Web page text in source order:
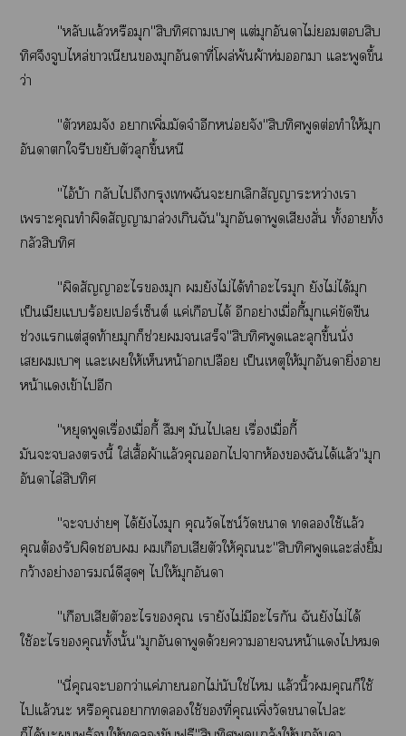
"หลับแล้วหรือมุก"สิบทิศาเาๆ แต่มุกอันาไม่สิบ
ทิศจึงจูบไหล่าเนียนมุกอันาที่โผล่พ้นผ้าห่มา แะพูดขึ้น
ว่า
"ตัวจัง าเพิ่มมัดจำอีกหน่อยจัง"สิบทิศพูดต่อทำให้มุก
อันาใรีบขยับตัวลุกขึ้นหนี
"ไอ้บ้า กลับไถึงกรุงเฉันะเลิกสัญญาระหว่างเา
เาะคุณทำผิดสัญญาาล่วงเกินฉัน"มุกอันาพูดเสียงสั่น ทั้งาทั้ง
กลัวสิบทิศ
"ผิดสัญญาะไมุก ยังไม่ได้ทำะไมุก ยังไม่ได้มุก
เป็นเมียแร้อยเปอร์เซ็นต์ แค่เกือบได้ อีกอย่างเมื่อกี้มุกแค่ขัดขืน
ช่วงแแต่สุดท้ายมุกก็ช่วยเสร็จ"สิบทิศพูดแะลุกขึ้นนั่ง
เเาๆ แะเให้เห็นหน้าอกเปลือย เป็นเหตุให้มุกอันดายิ่าย
หน้าแเข้าไอีก
"หยุดพูดเรื่องเมื่อกี้ ลืมๆ มันไเ เรื่องเมื่อกี้
มันะนี้ ใส่เสื้อผ้าแล้วคุณไาห้องฉันได้แล้ว"มุก
อันาไล่สิบทิศ
"ะง่ายๆ ได้ยังไมุก คุณวัดไซน์วัดา ใช้แล้ว
คุณต้องรับผิด เกือบเสียตัวให้คุณะ"สิบทิศพูดแะส่งยิ้ม
กว้างอย่างอารมณ์ดีสุดๆ ไให้มุกอันา
"เกือบเสียตัวะไคุณ เายังไม่มีะไกัน ฉันยังไม่ได้
ใช้ะไคุณทั้งนั้น"มุกอันาพูดด้วยาาหน้าแไ
"นี่คุณะว่าแค่าไม่นับใช่ไ แล้วนิ้วคุณก็ใช้
ไแล้วะ หรือคุณาใช้ที่คุณเพิ่งวัดาไะ